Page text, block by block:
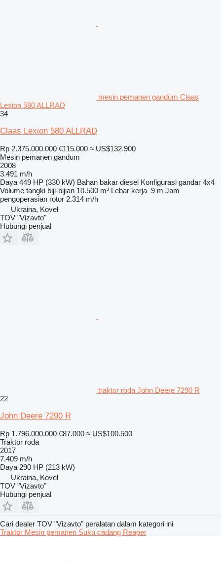
mesin pemanen gandum Claas
Lexion 580 ALLRAD
34
Claas Lexion 580 ALLRAD
Rp 2.375.000.000 €115.000 ≈ US$132.900
Mesin pemanen gandum
2008
3.491 m/h
Daya 449 HP (330 kW) Bahan bakar diesel Konfigurasi gandar 4x4
Volume tangki biji-bijian 10.500 m³ Lebar kerja 9 m Jam
pengoperasian rotor 2.314 m/h
Ukraina, Kovel
TOV "Vizavto"
Hubungi penjual
traktor roda John Deere 7290 R
22
John Deere 7290 R
Rp 1.796.000.000 €87.000 ≈ US$100.500
Traktor roda
2017
7.409 m/h
Daya 290 HP (213 kW)
Ukraina, Kovel
TOV "Vizavto"
Hubungi penjual
Cari dealer TOV "Vizavto" peralatan dalam kategori ini
Traktor Mesin pemanen Suku cadang Reaper